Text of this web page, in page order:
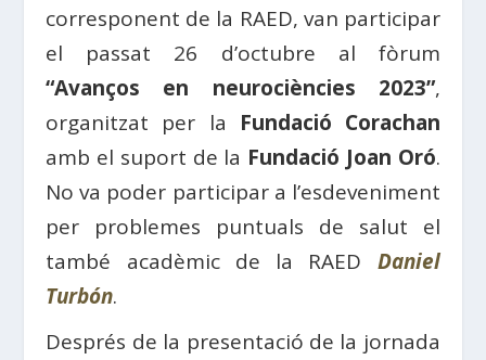
corresponent de la RAED, van participar
el passat 26 d’octubre al fòrum
“Avanços en neurociències 2023”,
organitzat per la Fundació Corachan
amb el suport de la Fundació Joan Oró.
No va poder participar a l’esdeveniment
per problemes puntuals de salut el
també acadèmic de la RAED Daniel
Turbón.
Després de la presentació de la jornada